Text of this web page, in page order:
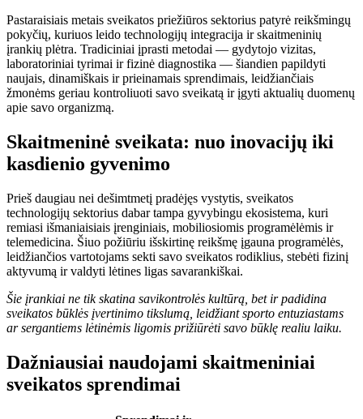
Pastaraisiais metais sveikatos priežiūros sektorius patyrė reikšmingų
pokyčių, kuriuos leido technologijų integracija ir skaitmeninių
įrankių plėtra. Tradiciniai įprasti metodai — gydytojo vizitas,
laboratoriniai tyrimai ir fizinė diagnostika — šiandien papildyti
naujais, dinamiškais ir prieinamais sprendimais, leidžiančiais
žmonėms geriau kontroliuoti savo sveikatą ir įgyti aktualių duomenų
apie savo organizmą.
Skaitmeninė sveikata: nuo inovacijų iki
kasdienio gyvenimo
Prieš daugiau nei dešimtmetį pradėjęs vystytis, sveikatos
technologijų sektorius dabar tampa gyvybingu ekosistema, kuri
remiasi išmaniaisiais įrenginiais, mobiliosiomis programėlėmis ir
telemedicina. Šiuo požiūriu išskirtinę reikšmę įgauna programėlės,
leidžiančios vartotojams sekti savo sveikatos rodiklius, stebėti fizinį
aktyvumą ir valdyti lėtines ligas savarankiškai.
Šie įrankiai ne tik skatina savikontrolės kultūrą, bet ir padidina
sveikatos būklės įvertinimo tikslumą, leidžiant sporto entuziastams
ar sergantiems lėtinėmis ligomis prižiūrėti savo būklę realiu laiku.
Dažniausiai naudojami skaitmeniniai
sveikatos sprendimai